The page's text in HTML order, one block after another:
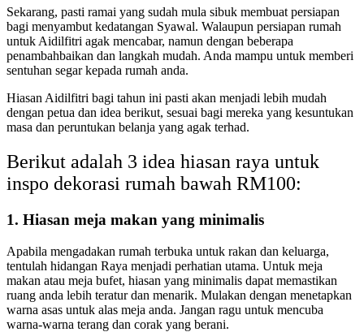
Sekarang, pasti ramai yang sudah mula sibuk membuat persiapan
bagi menyambut kedatangan Syawal. Walaupun persiapan rumah
untuk Aidilfitri agak mencabar, namun dengan beberapa
penambahbaikan dan langkah mudah. Anda mampu untuk memberi
sentuhan segar kepada rumah anda.
Hiasan Aidilfitri bagi tahun ini pasti akan menjadi lebih mudah
dengan petua dan idea berikut, sesuai bagi mereka yang kesuntukan
masa dan peruntukan belanja yang agak terhad.
Berikut adalah 3 idea hiasan raya untuk
inspo dekorasi rumah bawah RM100:
1. Hiasan meja makan yang minimalis
Apabila mengadakan rumah terbuka untuk rakan dan keluarga,
tentulah hidangan Raya menjadi perhatian utama. Untuk meja
makan atau meja bufet, hiasan yang minimalis dapat memastikan
ruang anda lebih teratur dan menarik. Mulakan dengan menetapkan
warna asas untuk alas meja anda. Jangan ragu untuk mencuba
warna-warna terang dan corak yang berani.